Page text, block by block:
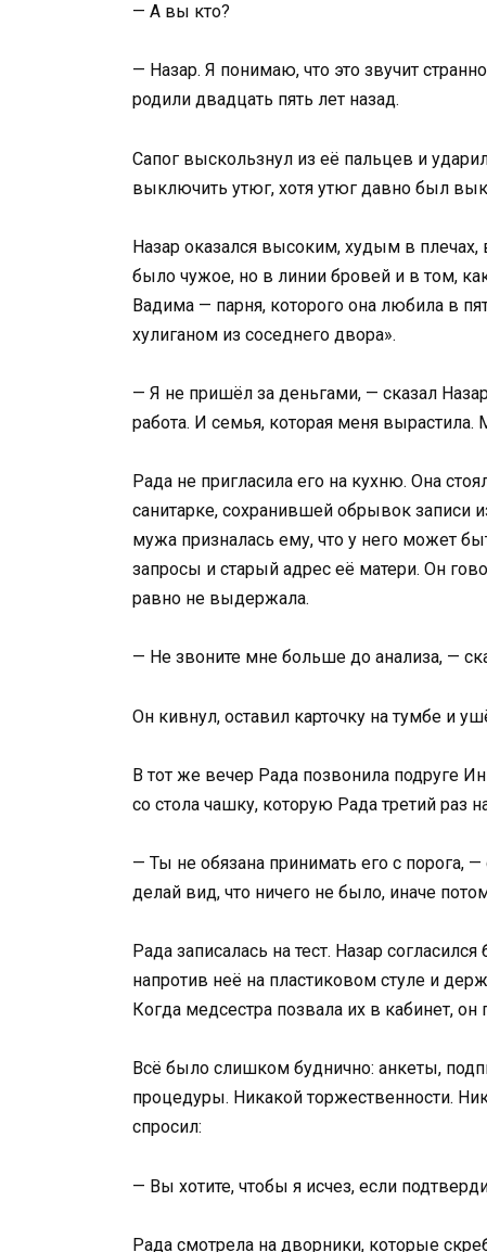
— А вы кто?
— Назар. Я понимаю, что это звучит
родили двадцать пять лет назад.
Сапог выскользнул из её пальцев и
выключить утюг, хотя утюг давно был
Назар оказался высоким, худым в
было чужое, но в линии бровей и в том,
Вадима — парня, которого она любила в
хулиганом из соседнего двора».
— Я не пришёл за деньгами, — сказал
работа. И семья, которая меня
Рада не пригласила его на кухню. Она
санитарке, сохранившей обрывок записи
мужа призналась ему, что у него может
запросы и старый адрес её матери. Он
равно не выдержала.
— Не звоните мне больше до анализа, —
Он кивнул, оставил карточку на тумбе и
В тот же вечер Рада позвонила подруге
со стола чашку, которую Рада третий раз
— Ты не обязана принимать его с порога,
делай вид, что ничего не было, иначе
Рада записалась на тест. Назар
напротив неё на пластиковом стуле и
Когда медсестра позвала их в кабинет,
Всё было слишком буднично: анкеты,
процедуры. Никакой торжественности.
спросил:
— Вы хотите, чтобы я исчез, если
Рада смотрела на дворники, которые